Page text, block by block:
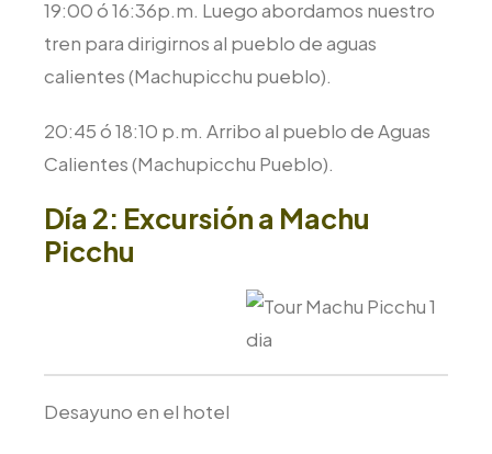
19:00 ó 16:36p.m. Luego abordamos nuestro
tren para dirigirnos al pueblo de aguas
calientes (Machupicchu pueblo).
20:45 ó 18:10 p.m. Arribo al pueblo de Aguas
Calientes (Machupicchu Pueblo).
Día 2: Excursión a Machu
Picchu
Desayuno en el hotel